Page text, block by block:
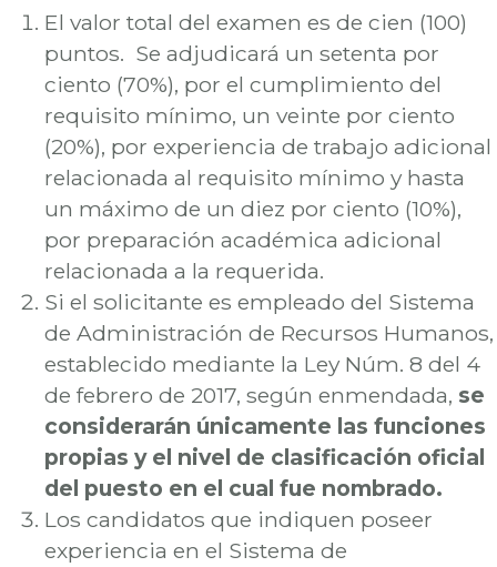
El valor total del examen es de cien (100)
puntos. Se adjudicará un setenta por
ciento (70%), por el cumplimiento del
requisito mínimo, un veinte por ciento
(20%), por experiencia de trabajo adicional
relacionada al requisito mínimo y hasta
un máximo de un diez por ciento (10%),
por preparación académica adicional
relacionada a la requerida.
Si el solicitante es empleado del Sistema
de Administración de Recursos Humanos,
establecido mediante la Ley Núm. 8 del 4
de febrero de 2017, según enmendada, se
considerarán únicamente las funciones
propias y el nivel de clasificación oficial
del puesto en el cual fue nombrado.
Los candidatos que indiquen poseer
experiencia en el Sistema de